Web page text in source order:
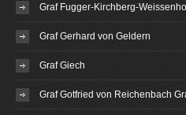
Graf Fugger-Kirchberg-
Graf Gerhard von Geldern
Graf Giech
Graf Gotfried von Reichenbach